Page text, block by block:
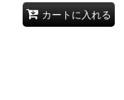
カートに入れる